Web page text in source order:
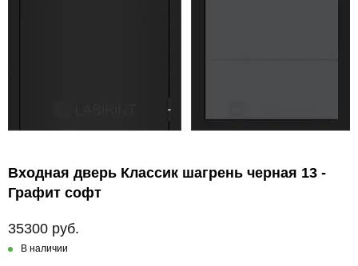
Входная дверь Классик шагрень черная 13 -
Графит софт
35300 руб.
В наличии